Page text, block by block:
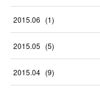
2015.06 (1)
2015.05 (5)
2015.04 (9)